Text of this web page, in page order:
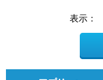
表示：